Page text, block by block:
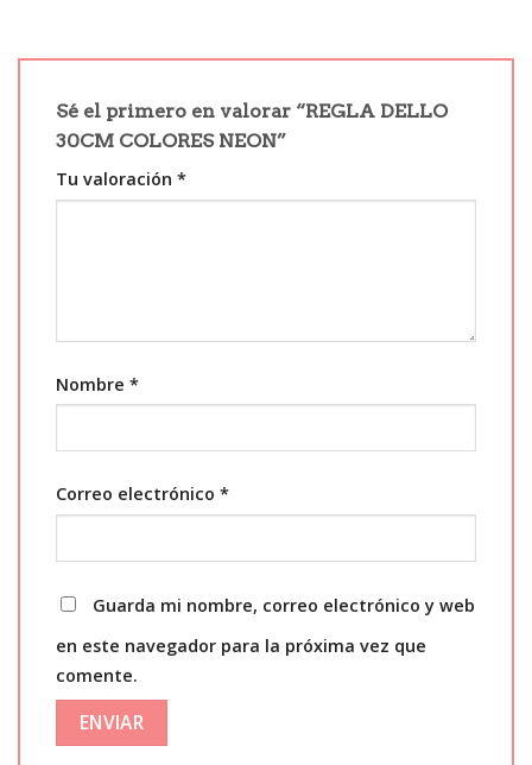
Sé el primero en valorar “REGLA DELLO
30CM COLORES NEON”
Tu valoración *
Nombre *
Correo electrónico *
Guarda mi nombre, correo electrónico y web
en este navegador para la próxima vez que
comente.